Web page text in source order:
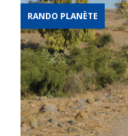
RANDO PLANÈTE